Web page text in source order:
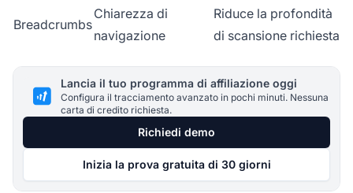
Breadcrumbs
Chiarezza di
navigazione
Riduce la profondità
di scansione richiesta
Lancia il tuo programma di affiliazione oggi
Configura il tracciamento avanzato in pochi minuti. Nessuna
carta di credito richiesta.
Richiedi demo
Inizia la prova gratuita di 30 giorni